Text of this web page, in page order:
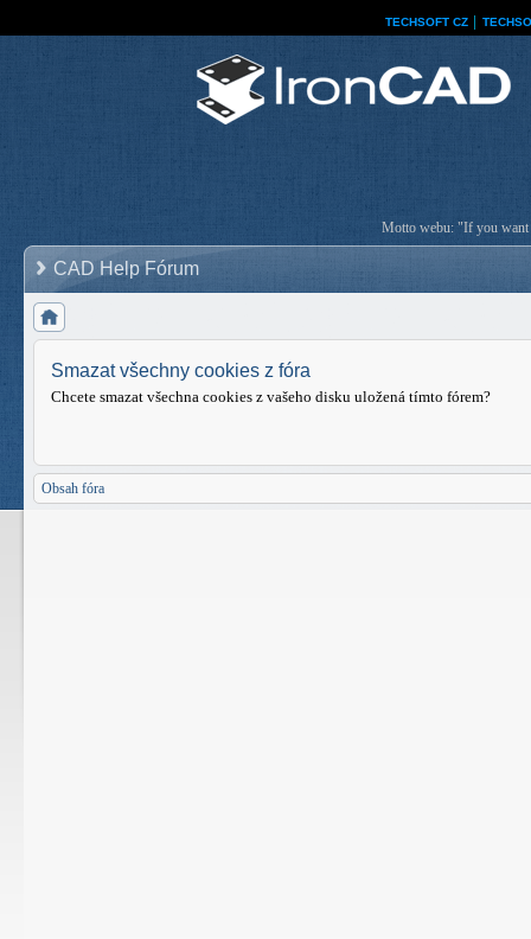
TECHSOFT CZ
Motto webu: "If you want
CAD Help Fórum
Smazat všechny cookies z fóra
Chcete smazat všechna cookies z vašeho disku uložená tímto fórem?
Obsah fóra